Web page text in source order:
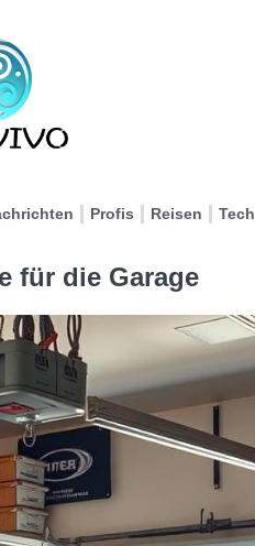
Profis Reisen Tech
für die Garage